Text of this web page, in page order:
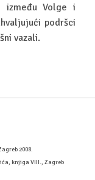
između Volge i
podršci
vazali.
2008.
knjiga VIII., Zagreb